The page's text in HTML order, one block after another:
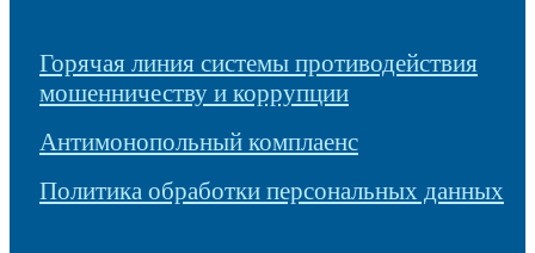
Горячая линия системы противодействия
мошенничеству и коррупции
Антимонопольный комплаенс
Политика обработки персональных данных